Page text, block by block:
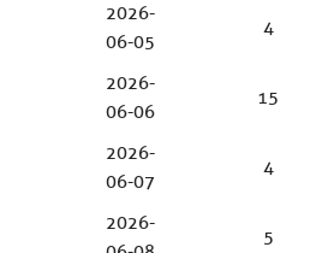
2026-
06-05
4
2026-
06-06
15
2026-
06-07
4
2026-
5